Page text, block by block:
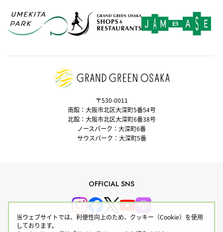
当ウェブサイトでは、利便性向上のため、クッキー（Cookie）を使用
しております。
〒530-0011
南館：大阪市北区大深町5番54号
北館：大阪市北区大深町6番38号
ノースパーク：大深町6番
サウスパーク：大深町5番
OFFICIAL SNS